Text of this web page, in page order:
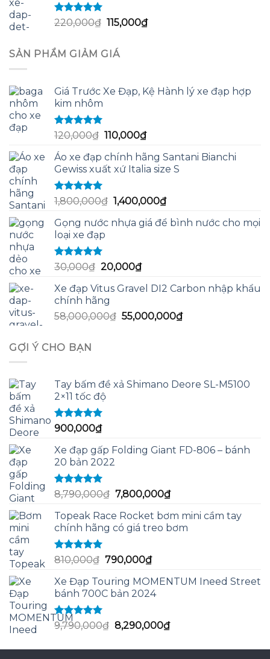
Được xếp
hạng
220,000₫ Giá
là:
220,000₫.
115,000₫Giá
SẢN PHẨM GIẢM GIÁ
Giá Trước Xe Đạp, Kệ Hành lý xe đạp hợp
kim nhôm
Được xếp
hạng
sao
120,000₫ Giá
là:
120,000₫.
110,000₫Giá
tại
là:
Áo xe đạp chính hãng Santani Bianchi
Gewiss xuất xứ Italia size S
Được xếp
hạng
5.00
sao
1,800,000₫ Giá
là:
1,400,000₫Giá
tại
Gọng nước nhựa giá để bình nước cho mọi
loại xe đạp
Được xếp
hạng
sao
30,000₫ Giá
là:
30,000₫.
20,000₫Giá
tại
20,000₫.
Xe đạp Vitus Gravel DI2 Carbon nhập khẩu
chính hãng
58,000,000₫ Giá
55,000,000₫Giá
GỢI Ý CHO BẠN
Tay bấm đề xả Shimano Deore SL-M5100
2×11 tốc độ
Được xếp
hạng
sao
900,000₫
Xe đạp gấp Folding Giant FD-806 – bánh
20 bản 2022
Được xếp
hạng
5.00
sao
8,790,000₫ Giá
là:
8,790,000₫.
7,800,000₫Giá
tại
là:
Topeak Race Rocket bơm mini cầm tay
chính hãng có giá treo bơm
Được xếp
hạng
sao
810,000₫ Giá
là:
810,000₫.
790,000₫Giá
tại
là:
Xe Đạp Touring MOMENTUM Ineed Street
bánh 700C bản 2024
Được xếp
hạng
5.00
9,790,000₫ Giá
là:
8,290,000₫Giá
tại